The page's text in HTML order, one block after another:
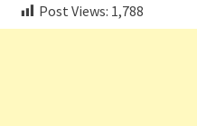
Post Views: 1,788